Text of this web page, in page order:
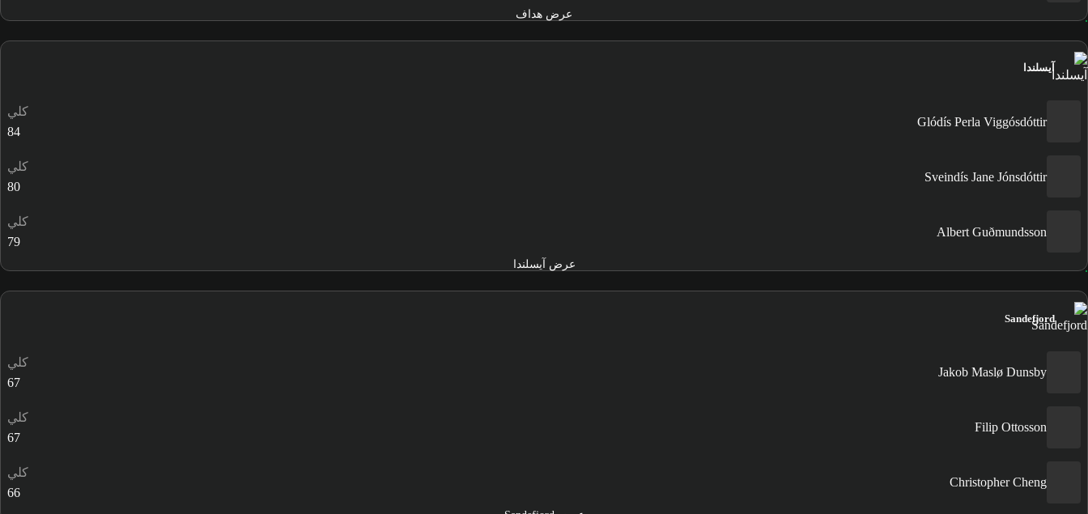
عرض هداف
آيسلندا
Glódís Perla Viggósdóttir
كلي
84
Sveindís Jane Jónsdóttir
كلي
80
Albert Guðmundsson
كلي
79
عرض آيسلندا
Sandefjord
Jakob Maslø Dunsby
كلي
67
Filip Ottosson
كلي
67
Christopher Cheng
كلي
66